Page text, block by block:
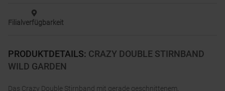
PRODUKTDETAILS: CRAZY DOUBLE STIRNBAND
WILD GARDEN
Das Crazy Double Stirnband mit gerade geschnittenem,
Filialverfügbarkeit